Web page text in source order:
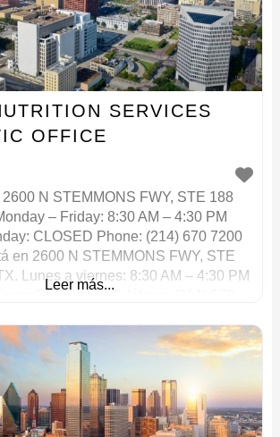
SERVICES
OFFICE
N STEMMONS FWY, STE 188
– Friday: 8:30 AM – 4:30 PM
CLOSED Phone: (214) 670 7200
en 2600 N STEMMONS FWY, STE
Lunes a viernes: 8:30 AM – 4:30 PM
Leer más...